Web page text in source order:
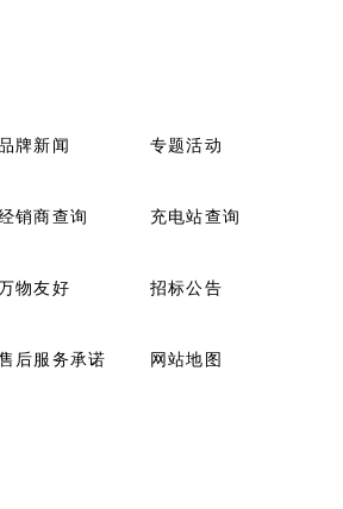
牌新闻 专题活动
销商查询 充电站查询
物友好 招标公告
后服务承诺 网站地图